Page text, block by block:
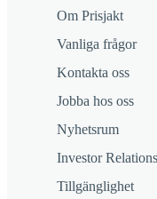
Om Prisjakt
Vanliga frågor
Kontakta oss
Jobba hos oss
Nyhetsrum
Investor Relations
Tillgänglighet